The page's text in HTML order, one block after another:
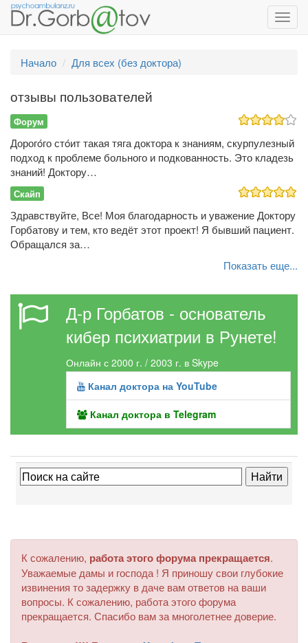
Начало
Для всех (без доктора)
отзывы пользователей
Форум
Дорогóго стóит такая тяга доктора к знаниям, скурпулезный
подход к проблеме больного и подкованность. Это кладезь
знаний! Доктору…
Скайп
Здравствуйте, Все! Моя благодарность и уважение Доктору
Горбатову и тем, кто ведёт этот проект! Я бывший пациент.
Обращался за…
Показать еще...
Д-р Горбатов - основатель
кибер психиатрии в Рунете!
Онлайн с 2000 г. / 2003 г. в Skype
Канал доктора на YouTube
Канал доктора в Telegram
К сожалению, работа этого форума прекращается.
Уважаемые дамы и господа ! Я приношу свои глубокие
извинения то задержку в даче вам ответов на ваши
вопросы. К сожалению, работа этого форума
прекращается. Спасибо вам за многолетнее доверие.